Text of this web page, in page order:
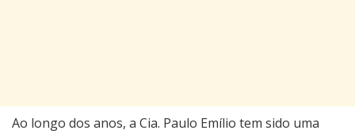
Ao longo dos anos, a Cia. Paulo Emílio tem sido uma